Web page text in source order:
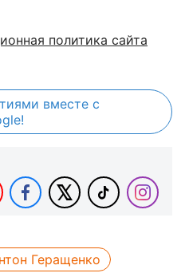
политика сайта
вместе с
Геращенко